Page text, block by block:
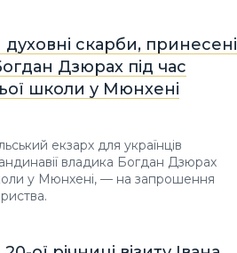
скарби, принесені
Дзюрах під час
школи у Мюнхені
екзарх для українців
владика Богдан Дзюрах
у Мюнхені, — на запрошення